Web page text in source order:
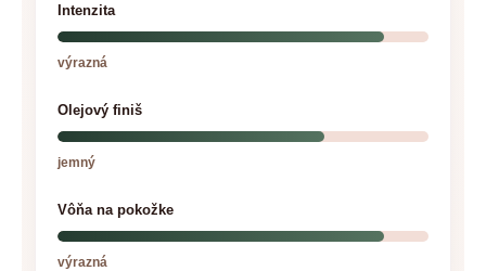
Intenzita
výrazná
Olejový finiš
jemný
Vôňa na pokožke
výrazná